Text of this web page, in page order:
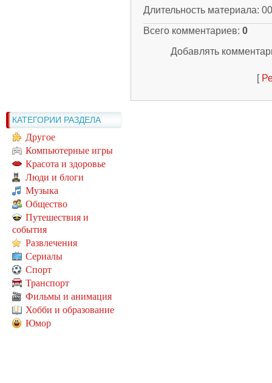
КАТЕГОРИИ РАЗДЕЛА
Другое
Компьютерные игры
Красота и здоровье
Люди и блоги
Музыка
Общество
Путешествия и
события
Развлечения
Сериалы
Спорт
Транспорт
Фильмы и анимация
Хобби и образование
Юмор
Длительность материала:
Всего комментариев: 0
Добавлять
[